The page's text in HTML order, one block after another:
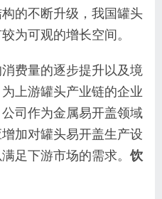
的不断升级，我国罐头
为可观的增长空间。
费量的逐步提升以及境
上游罐头产业链的企业
司作为金属易开盖领域
加对罐头易开盖生产设
足下游市场的需求。饮